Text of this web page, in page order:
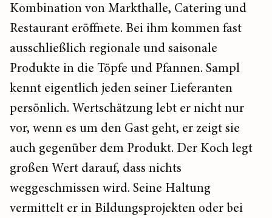
Kombination von Markthalle, Catering und
Restaurant eröffnete. Bei ihm kommen fast
ausschließlich regionale und saisonale
Produkte in die Töpfe und Pfannen. Sampl
kennt eigentlich jeden seiner Lieferanten
persönlich. Wertschätzung lebt er nicht nur
vor, wenn es um den Gast geht, er zeigt sie
auch gegenüber dem Produkt. Der Koch legt
großen Wert darauf, dass nichts
weggeschmissen wird. Seine Haltung
vermittelt er in Bildungsprojekten oder bei